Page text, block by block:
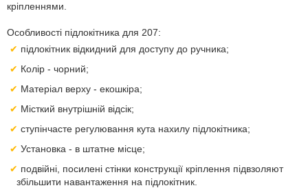
кріпленнями.
Особливості підлокітника для 207:
підлокітник відкидний для доступу до ручника;
Колір - чорний;
Матеріал верху - екошкіра;
Місткий внутрішній відсік;
ступінчасте регулювання кута нахилу підлокітника;
Установка - в штатне місце;
подвійні, посилені стінки конструкції кріплення підвзоляют
збільшити навантаження на підлокітник.